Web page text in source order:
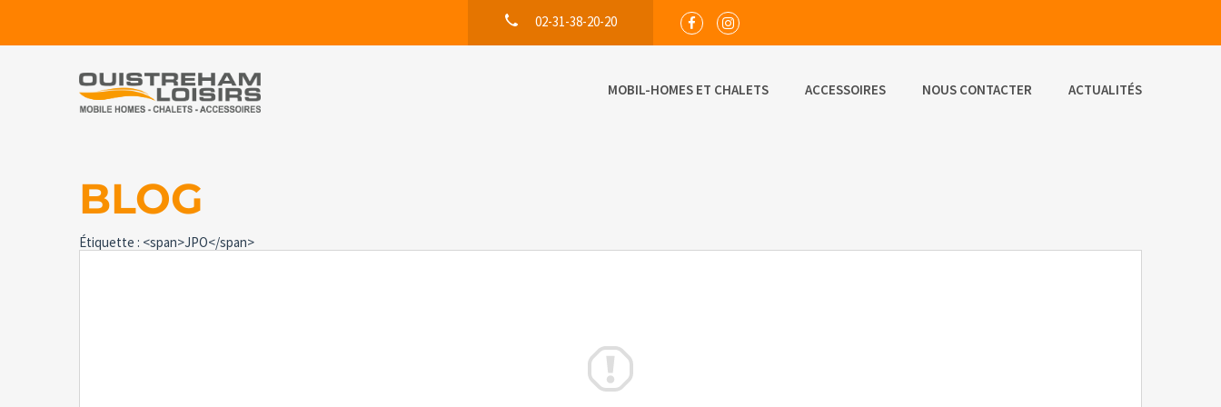
02-31-38-20-20
MOBIL-HOMES ET CHALETS ACCESSOIRES NOUS CONTACTER ACTUALITÉS
BLOG
Étiquette : <span>JPO</span>